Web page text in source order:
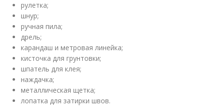
рулетка;
шнур;
ручная пила;
дрель;
карандаш и метровая линейка;
кисточка для грунтовки;
шпатель для клея;
наждачка;
металлическая щетка;
лопатка для затирки швов.